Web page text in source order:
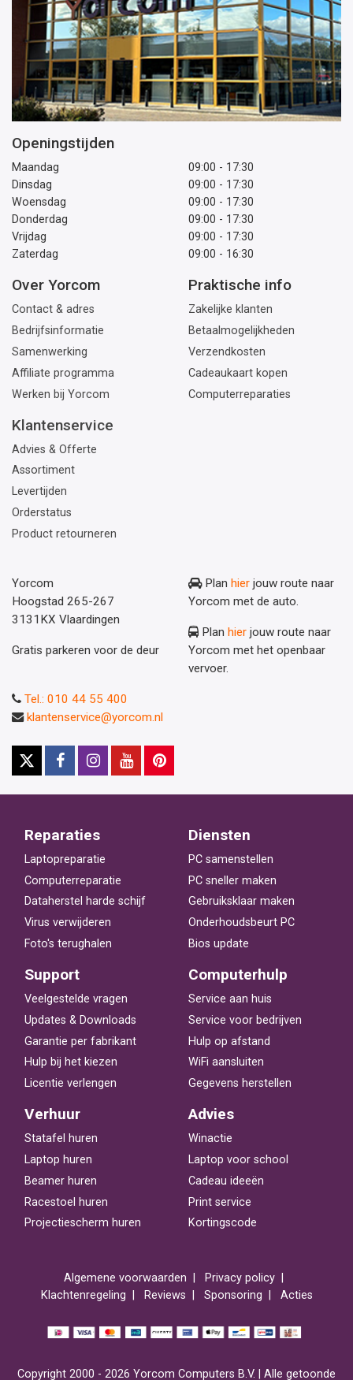
Openingstijden
Maandag
09:00 - 17:30
Dinsdag
09:00 - 17:30
Woensdag
09:00 - 17:30
Donderdag
09:00 - 17:30
Vrijdag
09:00 - 17:30
Zaterdag
09:00 - 16:30
Over Yorcom
Contact & adres
Bedrijfsinformatie
Samenwerking
Affiliate programma
Werken bij Yorcom
Praktische info
Zakelijke klanten
Betaalmogelijkheden
Verzendkosten
Cadeaukaart kopen
Computerreparaties
Klantenservice
Advies & Offerte
Assortiment
Levertijden
Orderstatus
Product retourneren
Yorcom
Hoogstad 265-267
3131KX Vlaardingen
Gratis parkeren voor de deur
Plan hier jouw route naar
Yorcom met de auto.
Plan hier jouw route naar
Yorcom met het openbaar
vervoer.
Tel.: 010 44 55 400
klantenservice@yorcom.nl
Reparaties
Laptopreparatie
Computerreparatie
Dataherstel harde schijf
Virus verwijderen
Foto's terughalen
Diensten
PC samenstellen
PC sneller maken
Gebruiksklaar maken
Onderhoudsbeurt PC
Bios update
Support
Veelgestelde vragen
Updates & Downloads
Garantie per fabrikant
Hulp bij het kiezen
Licentie verlengen
Computerhulp
Service aan huis
Service voor bedrijven
Hulp op afstand
WiFi aansluiten
Gegevens herstellen
Verhuur
Statafel huren
Laptop huren
Beamer huren
Racestoel huren
Projectiescherm huren
Advies
Winactie
Laptop voor school
Cadeau ideeën
Print service
Kortingscode
Algemene voorwaarden
Privacy policy
Klachtenregeling
Reviews Sponsoring Acties
Copyright 2000 - 2026 Yorcom Computers B.V. | Alle getoonde